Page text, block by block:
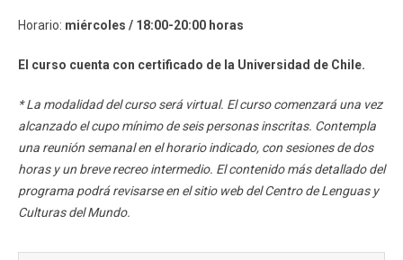
Horario: miércoles / 18:00-20:00 horas
El curso cuenta con certificado de la Universidad de Chile.
* La modalidad del curso será virtual. El curso comenzará una vez
alcanzado el cupo mínimo de seis personas inscritas. Contempla
una reunión semanal en el horario indicado, con sesiones de dos
horas y un breve recreo intermedio. El contenido más detallado del
programa podrá revisarse en el sitio web del Centro de Lenguas y
Culturas del Mundo.